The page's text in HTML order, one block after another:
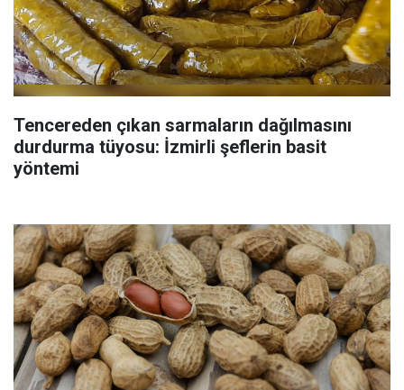
Tencereden çıkan sarmaların dağılmasını
durdurma tüyosu: İzmirli şeflerin basit
yöntemi